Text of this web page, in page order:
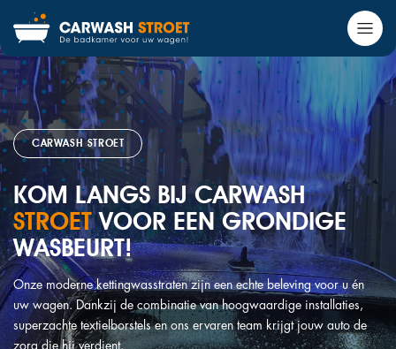
CARWASH STROET
KOM LANGS BIJ CARWASH
STROETVOOR EEN GRONDIGE
WASBEURT!
Onze moderne kettingwasstraten zijn een echte beleving voor u én
uw wagen. Dankzij de combinatie van hoogwaardige installaties,
superzachte textielborstels en ons ervaren team krijgt jouw auto de
zorg die hij verdient.